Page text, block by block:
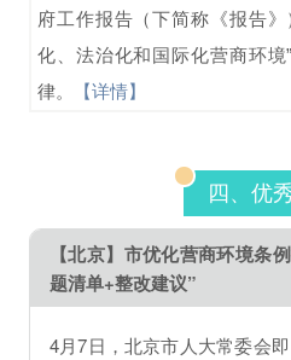
府工作报告（下简称《报告
化、法治化和国际化营商环
律。
【详情】
四、优
【北京】市优化营商环境条
题清单+整改建议”
4月7日，北京市人大常委会